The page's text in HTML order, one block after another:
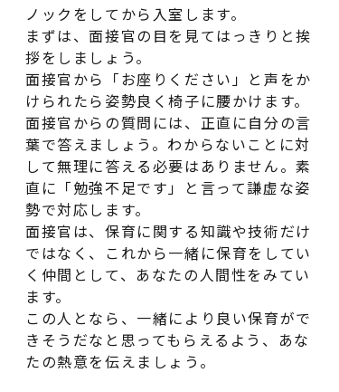
ノックをしてから入室します。
まずは、面接官の目を見てはっきりと挨
拶をしましょう。
面接官から「お座りください」と声をか
けられたら姿勢良く椅子に腰かけます。
面接官からの質問には、正直に自分の言
葉で答えましょう。わからないことに対
して無理に答える必要はありません。素
直に「勉強不足です」と言って謙虚な姿
勢で対応します。
面接官は、保育に関する知識や技術だけ
ではなく、これから一緒に保育をしてい
く仲間として、あなたの人間性をみてい
ます。
この人となら、一緒により良い保育がで
きそうだなと思ってもらえるよう、あな
たの熱意を伝えましょう。